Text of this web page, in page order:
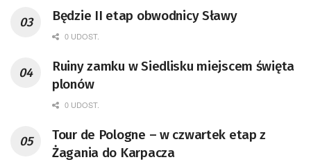
Będzie II etap obwodnicy Sławy
0 UDOST.
Ruiny zamku w Siedlisku miejscem święta
plonów
0 UDOST.
Tour de Pologne – w czwartek etap z
Żagania do Karpacza